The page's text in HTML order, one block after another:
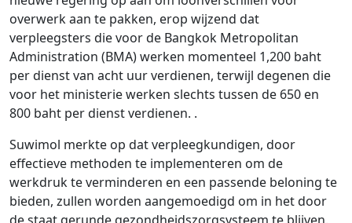
overwerk aan te pakken, erop wijzend dat
verpleegsters die voor de Bangkok Metropolitan
Administration (BMA) werken momenteel 1,200 baht
per dienst van acht uur verdienen, terwijl degenen die
voor het ministerie werken slechts tussen de 650 en
800 baht per dienst verdienen. .
Suwimol merkte op dat verpleegkundigen, door
effectieve methoden te implementeren om de
werkdruk te verminderen en een passende beloning te
bieden, zullen worden aangemoedigd om in het door
de staat gerunde gezondheidszorgsysteem te blijven,